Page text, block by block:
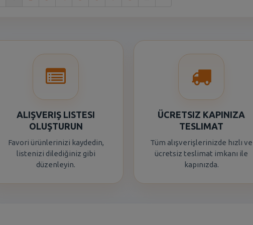
ALIŞVERIŞ LISTESI
OLUŞTURUN
Favori ürünlerinizi kaydedin,
listenizi dilediğiniz gibi
düzenleyin.
ÜCRETSIZ KAPINIZA
TESLIMAT
Tüm alışverişlerinizde hızlı ve
ücretsiz teslimat imkanı ile
kapınızda.